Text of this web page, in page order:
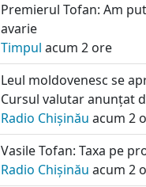
Premierul Tofan: Am
avarie
Timpul acum 2 ore
Leul moldovenesc se
Cursul valutar anunțat
Radio Chișinău acum 2
Vasile Tofan: Taxa pe
Radio Chișinău acum 2